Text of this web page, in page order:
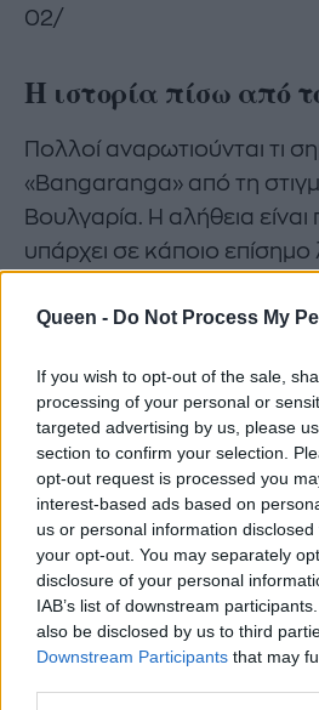
Queen - Do Not Process My
If you wish to opt-out of the sale,
processing of your personal or
targeted advertising by us, please
section to confirm your selection.
opt-out request is processed you
interest-based ads based on
us or personal information
your opt-out. You may separately
disclosure of your personal
IAB’s list of downstream
also be disclosed by us to third
Downstream Participants that may
02/
Η ιστορία πίσω από
Πολλοί αναρωτιούνται τι
«Bangaranga» από τη
Βουλγαρία. Η αλήθεια
υπάρχει σε κάποιο επίσημο
περιγράψει μια κατάσταση
αφού την έκανε να βρει
δύναμη που έψαχνε.
Το Bangaranga με τρεις
προκλητικό, με
Όταν γράψαμε το
χάλια
πεσμένη και αγχωμένη